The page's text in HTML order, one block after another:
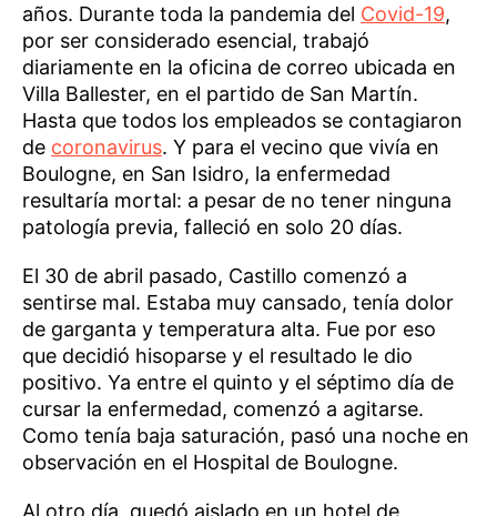
años. Durante toda la pandemia del Covid-19,
por ser considerado esencial, trabajó
diariamente en la oficina de correo ubicada en
Villa Ballester, en el partido de San Martín.
Hasta que todos los empleados se contagiaron
de coronavirus. Y para el vecino que vivía en
Boulogne, en San Isidro, la enfermedad
resultaría mortal: a pesar de no tener ninguna
patología previa, falleció en solo 20 días.
El 30 de abril pasado, Castillo comenzó a
sentirse mal. Estaba muy cansado, tenía dolor
de garganta y temperatura alta. Fue por eso
que decidió hisoparse y el resultado le dio
positivo. Ya entre el quinto y el séptimo día de
cursar la enfermedad, comenzó a agitarse.
Como tenía baja saturación, pasó una noche en
observación en el Hospital de Boulogne.
Al otro día, quedó aislado en un hotel de